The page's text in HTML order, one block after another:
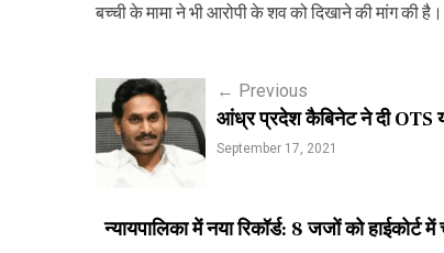
बच्ची के मामा ने भी आरोपी के शव को दिखाने की मांग की है।
o
t
← Previous
आंध्र प्रदेश कैबिनेट ने दी OTS
September 17, 2021
न्यायपालिका में नया रिकॉर्ड: 8 जजों को